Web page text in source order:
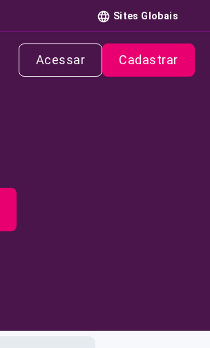
Sites Globais
Acessar Cadastrar